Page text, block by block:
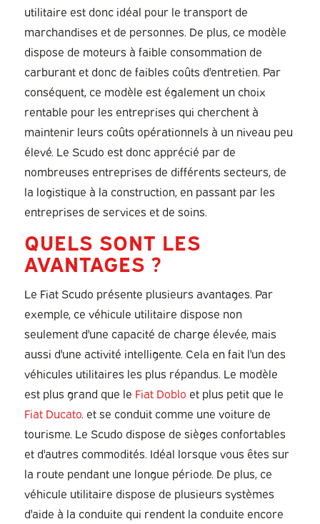
utilitaire est donc idéal pour le transport de
marchandises et de personnes. De plus, ce modèle
dispose de moteurs à faible consommation de
carburant et donc de faibles coûts d'entretien. Par
conséquent, ce modèle est également un choix
rentable pour les entreprises qui cherchent à
maintenir leurs coûts opérationnels à un niveau peu
élevé. Le Scudo est donc apprécié par de
nombreuses entreprises de différents secteurs, de
la logistique à la construction, en passant par les
entreprises de services et de soins.
QUELS SONT LES
AVANTAGES ?
Le Fiat Scudo présente plusieurs avantages. Par
exemple, ce véhicule utilitaire dispose non
seulement d'une capacité de charge élevée, mais
aussi d'une activité intelligente. Cela en fait l'un des
véhicules utilitaires les plus répandus. Le modèle
est plus grand que le Fiat Doblo et plus petit que le
Fiat Ducato. et se conduit comme une voiture de
tourisme. Le Scudo dispose de sièges confortables
et d'autres commodités. Idéal lorsque vous êtes sur
la route pendant une longue période. De plus, ce
véhicule utilitaire dispose de plusieurs systèmes
d'aide à la conduite qui rendent la conduite encore